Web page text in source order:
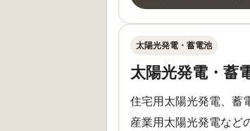
太陽光発電・蓄電池
太陽光発電・蓄
住宅用太陽光発電、蓄
産業用太陽光発電など